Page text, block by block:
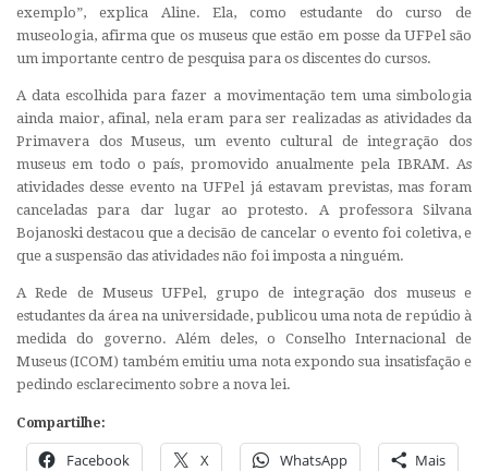
exemplo”, explica Aline. Ela, como estudante do curso de
museologia, afirma que os museus que estão em posse da UFPel são
um importante centro de pesquisa para os discentes do cursos.
A data escolhida para fazer a movimentação tem uma simbologia
ainda maior, afinal, nela eram para ser realizadas as atividades da
Primavera dos Museus, um evento cultural de integração dos
museus em todo o país, promovido anualmente pela IBRAM. As
atividades desse evento na UFPel já estavam previstas, mas foram
canceladas para dar lugar ao protesto. A professora Silvana
Bojanoski destacou que a decisão de cancelar o evento foi coletiva, e
que a suspensão das atividades não foi imposta a ninguém.
A Rede de Museus UFPel, grupo de integração dos museus e
estudantes da área na universidade, publicou uma nota de repúdio à
medida do governo. Além deles, o Conselho Internacional de
Museus (ICOM) também emitiu uma nota expondo sua insatisfação e
pedindo esclarecimento sobre a nova lei.
Compartilhe:
Facebook X WhatsApp Mais